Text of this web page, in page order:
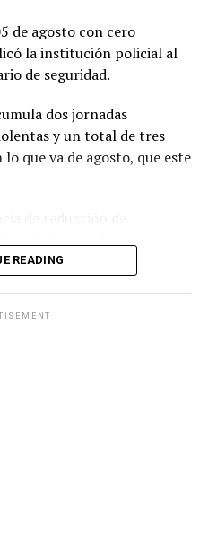
la acusación
la pena máxima
salvadoreña para este
Civil afirmó que el caso
de seguridad
que las personas
de agosto con cero
la institución policial al
de seguridad.
dos jornadas
y un total de tres
que va de agosto, que este
en los últimos
5 de agosto de 2018 —
READING